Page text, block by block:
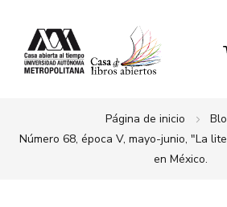
Página de inicio
Número 68, época V, mayo-junio, "La
en México.